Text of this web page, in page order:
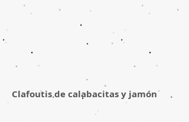
Clafoutis de calabacitas y jamón